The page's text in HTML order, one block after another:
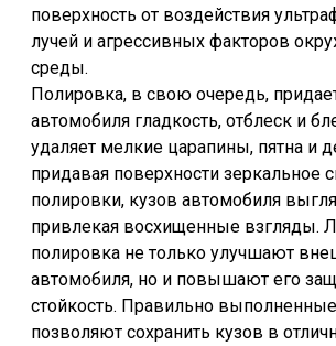
поверхность от воздействия
лучей и агрессивных факторов
среды.
Полировка, в свою очередь,
автомобиля гладкость, отблеск и
удаляет мелкие царапины, пятна и
придавая поверхности зеркальное
полировки, кузов автомобиля
привлекая восхищенные взгляды.
полировка не только улучшают
автомобиля, но и повышают его
стойкость. Правильно
позволяют сохранить кузов в